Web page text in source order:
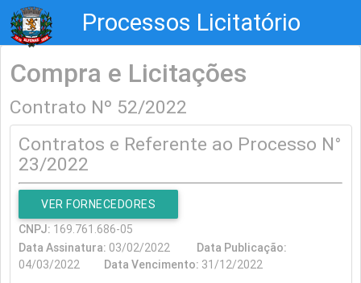
Processos Licitatório
Compra e Licitações
Contrato Nº 52/2022
Contratos e Referente ao Processo N°
23/2022
VER FORNECEDORES
CNPJ: 169.761.686-05
Data Assinatura: 03/02/2022 Data Publicação:
04/03/2022 Data Vencimento: 31/12/2022